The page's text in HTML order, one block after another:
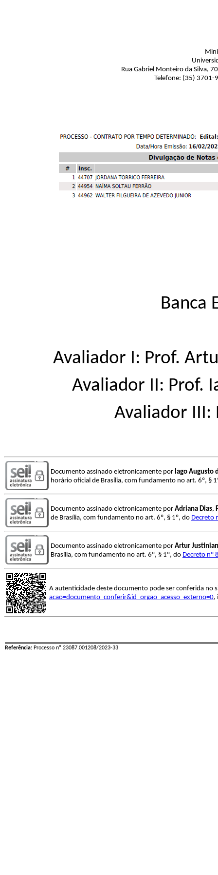
Rua Gabriel Monteiro da Silva,
Telefone: (35)
Banca
Avaliador I: Prof.
Avaliador II: Prof.
Avaliador III:
Documento assinado eletronicamente por Iago Augusto
horário oficial de Brasília, com fundamento no art. 6º, §
Documento assinado eletronicamente por Adriana Dias,
de Brasília, com fundamento no art. 6º, § 1º, do Decreto
Documento assinado eletronicamente por Artur
Brasília, com fundamento no art. 6º, § 1º, do Decreto nº
A autenticidade deste documento pode ser conferida no
acao=documento_conferir&id_orgao_acesso_externo=0,
Referência: Processo nº 23087.001208/2023-33